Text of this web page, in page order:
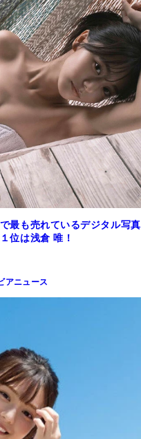
最も売れているデジタル写真
位は浅倉 唯！
アニュース